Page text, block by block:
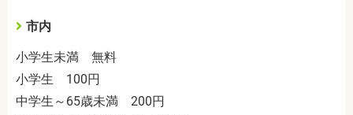
市内
小学生未満 無料
小学生 100円
中学生～65歳未満 200円